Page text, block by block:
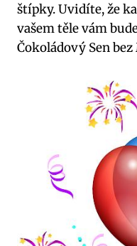
štípky. Uvidíte, že
vašem ⁢těle​ vám
Čokoládový Sen